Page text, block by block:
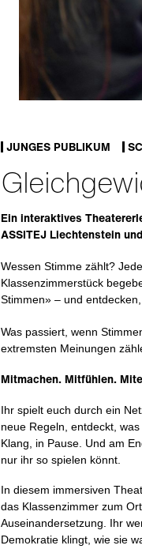
JUNGES PUBLIKUM
Ein interaktives
ASSITEJ Liechtenstein
Wessen Stimme zählt?
Klassenzimmerstück
Stimmen» – und
Was passiert, wenn
extremsten Meinungen
Mitmachen. Mitfühlen.
Ihr spielt euch durch ein
neue Regeln, entdeckt,
Klang, in Pause. Und am
nur ihr so spielen könnt.
In diesem immersiven
das Klassenzimmer zum
Auseinandersetzung. Ihr
Demokratie klingt, wie sie